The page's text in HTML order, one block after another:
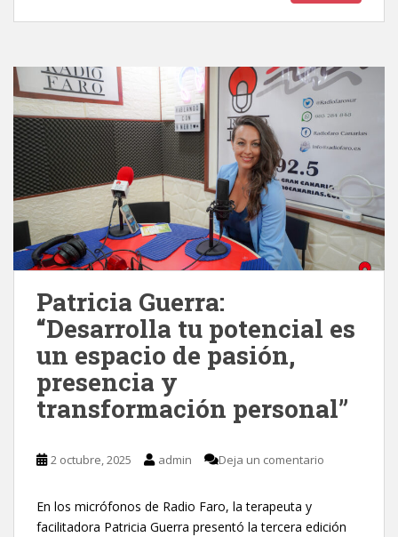
Patricia Guerra:
“Desarrolla tu potencial es
un espacio de pasión,
presencia y
transformación personal”
2 octubre, 2025 admin Deja un comentario
En los micrófonos de Radio Faro, la terapeuta y
facilitadora Patricia Guerra presentó la tercera edición